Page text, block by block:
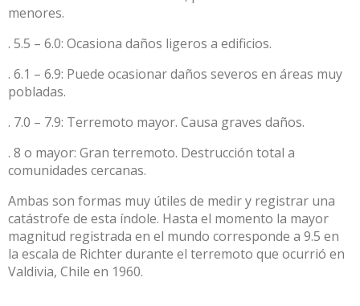
menores.
. 5.5 – 6.0: Ocasiona daños ligeros a edificios.
. 6.1 – 6.9: Puede ocasionar daños severos en áreas muy
pobladas.
. 7.0 – 7.9: Terremoto mayor. Causa graves daños.
. 8 o mayor: Gran terremoto. Destrucción total a
comunidades cercanas.
Ambas son formas muy útiles de medir y registrar una
catástrofe de esta índole. Hasta el momento la mayor
magnitud registrada en el mundo corresponde a 9.5 en
la escala de Richter durante el terremoto que ocurrió en
Valdivia, Chile en 1960.